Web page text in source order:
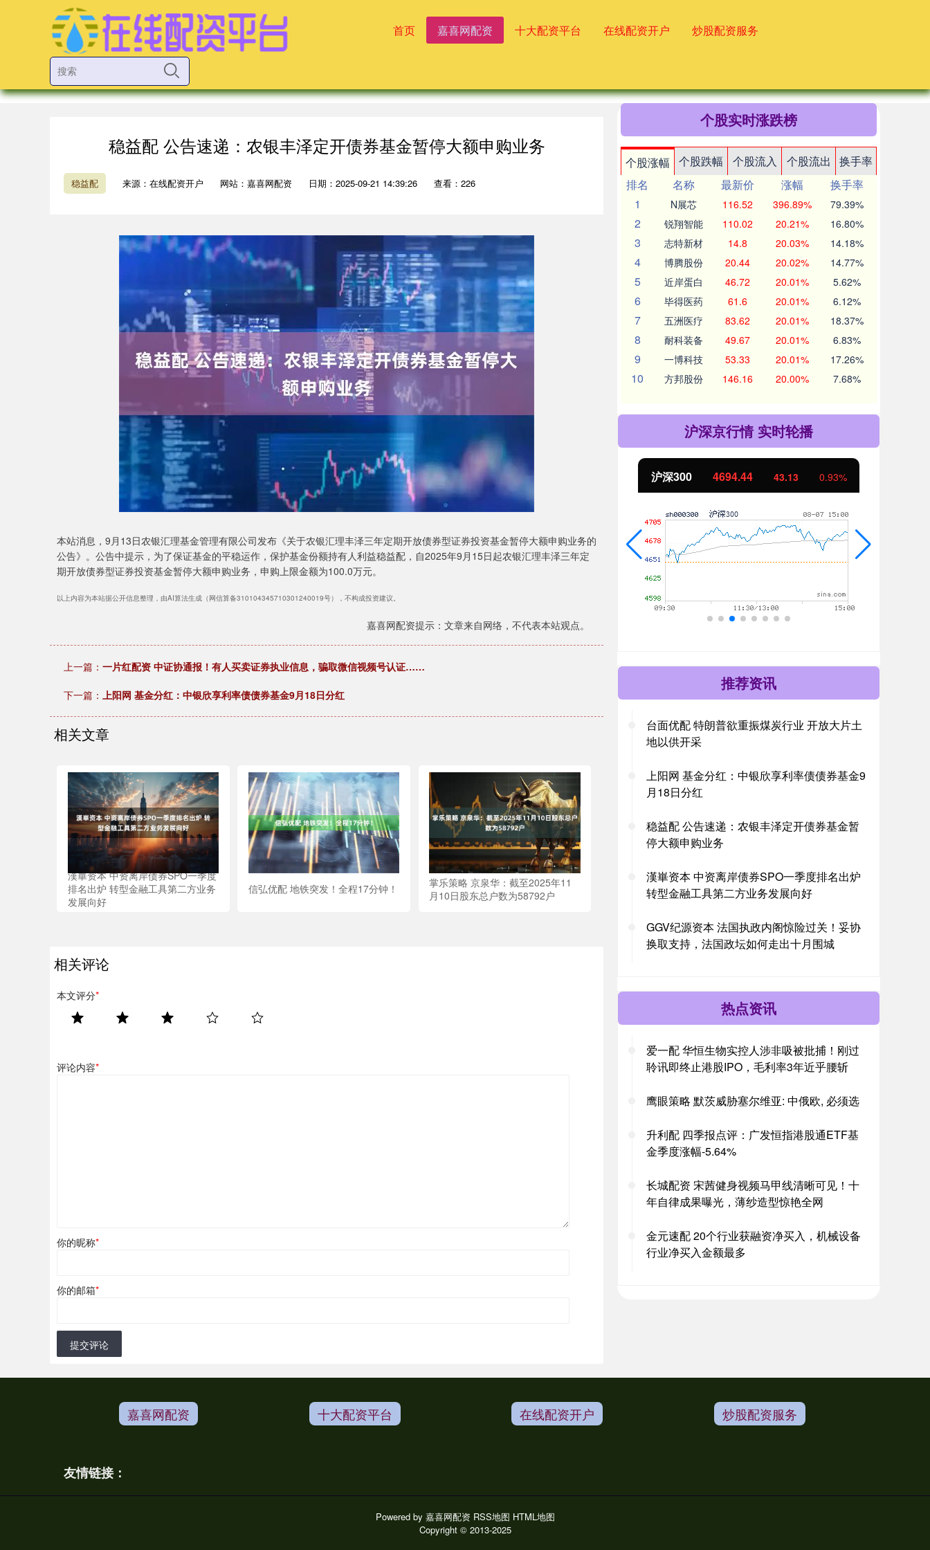
首页 嘉喜网配资 十大配资平台 在线配资开户 炒股配资服务
稳益配 公告速递：农银丰泽定开债券基金暂停大额申购业务
稳益配 来源：在线配资开户 网站：嘉喜网配资 日期：2025-09-21 14:39:26 查看：226
本站消息，9月13日农银汇理基金管理有限公司发布《关于农银汇理丰泽三年定期开放债券型证券投资基金暂停大额申购业务的
公告》。公告中提示，为了保证基金的平稳运作，保护基金份额持有人利益稳益配，自2025年9月15日起农银汇理丰泽三年定
期开放债券型证券投资基金暂停大额申购业务，申购上限金额为100.0万元。
以上内容为本站据公开信息整理，由AI算法生成（网信算备310104345710301240019号），不构成投资建议。
嘉喜网配资提示：文章来自网络，不代表本站观点。
上一篇： 一片红配资 中证协通报！有人买卖证券执业信息，骗取微信视频号认证……
下一篇： 上阳网 基金分红：中银欣享利率债债券基金9月18日分红
相关文章
漢崋资本 中资离岸债券SPO一季度
排名出炉 转型金融工具第二方业务
发展向好
信弘优配 地铁突发！全程17分钟！
掌乐策略 京泉华：截至2025年11
月10日股东总户数为58792户
相关评论
本文评分*
评论内容*
你的昵称*
你的邮箱*
提交评论
个股实时涨跌榜
个股涨幅 个股跌幅 个股流入 个股流出
换手率
排名
名称 最新价 涨幅
换手率
1
N展芯 116.52 396.89% 79.39%
2 锐翔智能 110.02 20.21% 16.80%
3 志特新材 14.8 20.03% 14.18%
4 博腾股份 20.44 20.02% 14.77%
5 近岸蛋白 46.72 20.01% 5.62%
6 毕得医药 61.6 20.01% 6.12%
7 五洲医疗 83.62 20.01% 18.37%
8 耐科装备 49.67 20.01% 6.83%
9 一博科技 53.33 20.01% 17.26%
10 方邦股份 146.16 20.00% 7.68%
沪深京行情 实时轮播
3940.04 39.68 1.02% 深证成指 14311.01 200.89 1.42% 4694.44 43.13 0.93% 北证50
推荐资讯
台面优配 特朗普欲重振煤炭行业 开放大片土
地以供开采
上阳网 基金分红：中银欣享利率债债券基金9
月18日分红
稳益配 公告速递：农银丰泽定开债券基金暂
停大额申购业务
漢崋资本 中资离岸债券SPO一季度排名出炉
转型金融工具第二方业务发展向好
GGV纪源资本 法国执政内阁惊险过关！妥协
换取支持，法国政坛如何走出十月围城
热点资讯
爱一配 华恒生物实控人涉非吸被批捕！刚过
聆讯即终止港股IPO，毛利率3年近乎腰斩
鹰眼策略 默茨威胁塞尔维亚: 中俄欧, 必须选
升利配 四季报点评：广发恒指港股通ETF基
金季度涨幅-5.64%
长城配资 宋茜健身视频马甲线清晰可见！十
年自律成果曝光，薄纱造型惊艳全网
金元速配 20个行业获融资净买入，机械设备
行业净买入金额最多
嘉喜网配资 十大配资平台 在线配资开户 炒股配资服务
友情链接：
Powered by 嘉喜网配资 RSS地图 HTML地图
Copyright © 2013-2025